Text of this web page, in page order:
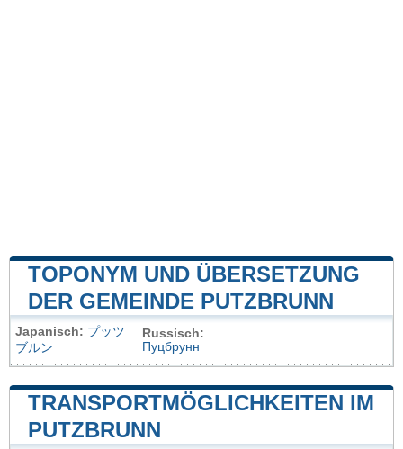
TOPONYM UND ÜBERSETZUNG
DER GEMEINDE PUTZBRUNN
Japanisch: プッツ
ブルン
Russisch:
Пуцбрунн
TRANSPORTMÖGLICHKEITEN IM
PUTZBRUNN